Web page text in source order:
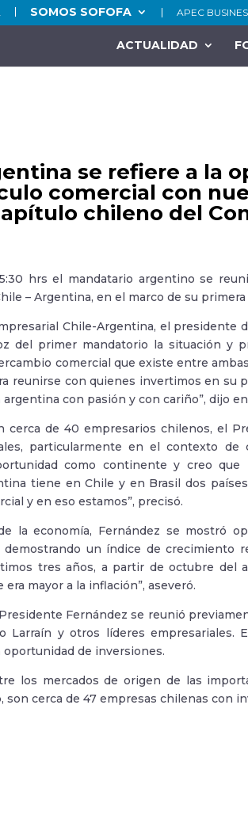
SOMOS SOFOFA APEC
ACTUALIDAD
se refiere a la
comercial con
chileno del
hrs el mandatario argentino se
– Argentina, en el marco de su
Chile-Argentina, el presidente
del primer mandatorio la situación y
comercial que existe entre
reunirse con quienes invertimos en su
con pasión y con cariño”, dijo
cerca de 40 empresarios chilenos, el
particularmente en el contexto de
como continente y creo
tiene en Chile y en Brasil dos
y en eso estamos”, precisó.
la economía, Fernández se mostró
un índice de crecimiento
tres años, a partir de octubre del
mayor a la inflación”, aseveró.
Fernández se reunió
Larraín y otros líderes
de inversiones.
los mercados de origen de las
son cerca de 47 empresas chilenas con